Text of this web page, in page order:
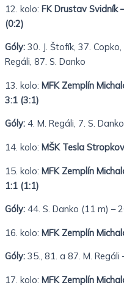
12. kolo: FK Drustav Svidník
(0:2)
Góly: 30. J. Štofík, 37.
Regáli, 87. S. Danko
13. kolo: MFK Zemplín
3:1 (3:1)
Góly: 4. M. Regáli, 7. S.
14. kolo: MŠK Tesla
15. kolo: MFK Zemplín
1:1 (1:1)
Góly: 44. S. Danko (11 m) –
16. kolo: MFK Zemplín
Góly: 35., 81. a 87. M. Regáli
17. kolo: MFK Zemplín